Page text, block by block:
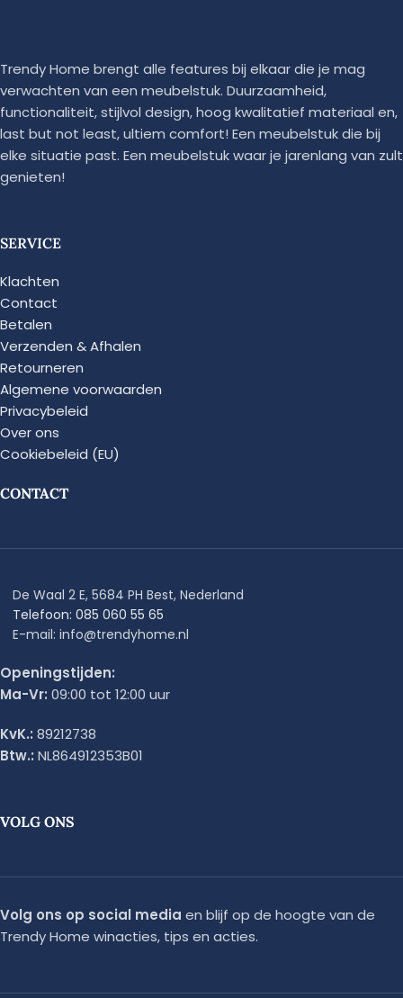
Trendy Home brengt alle features bij elkaar die je mag
verwachten van een meubelstuk. Duurzaamheid,
functionaliteit, stijlvol design, hoog kwalitatief materiaal en,
last but not least, ultiem comfort! Een meubelstuk die bij
elke situatie past. Een meubelstuk waar je jarenlang van zult
genieten!
SERVICE
Klachten
Contact
Betalen
Verzenden & Afhalen
Retourneren
Algemene voorwaarden
Privacybeleid
Over ons
Cookiebeleid (EU)
CONTACT
De Waal 2 E, 5684 PH Best, Nederland
Telefoon: 085 060 55 65
E-mail: info@trendyhome.nl
Openingstijden:
Ma-Vr: 09:00 tot 12:00 uur
KvK.: 89212738
Btw.: NL864912353B01
VOLG ONS
Volg ons op social media en blijf op de hoogte van de
Trendy Home winacties, tips en acties.